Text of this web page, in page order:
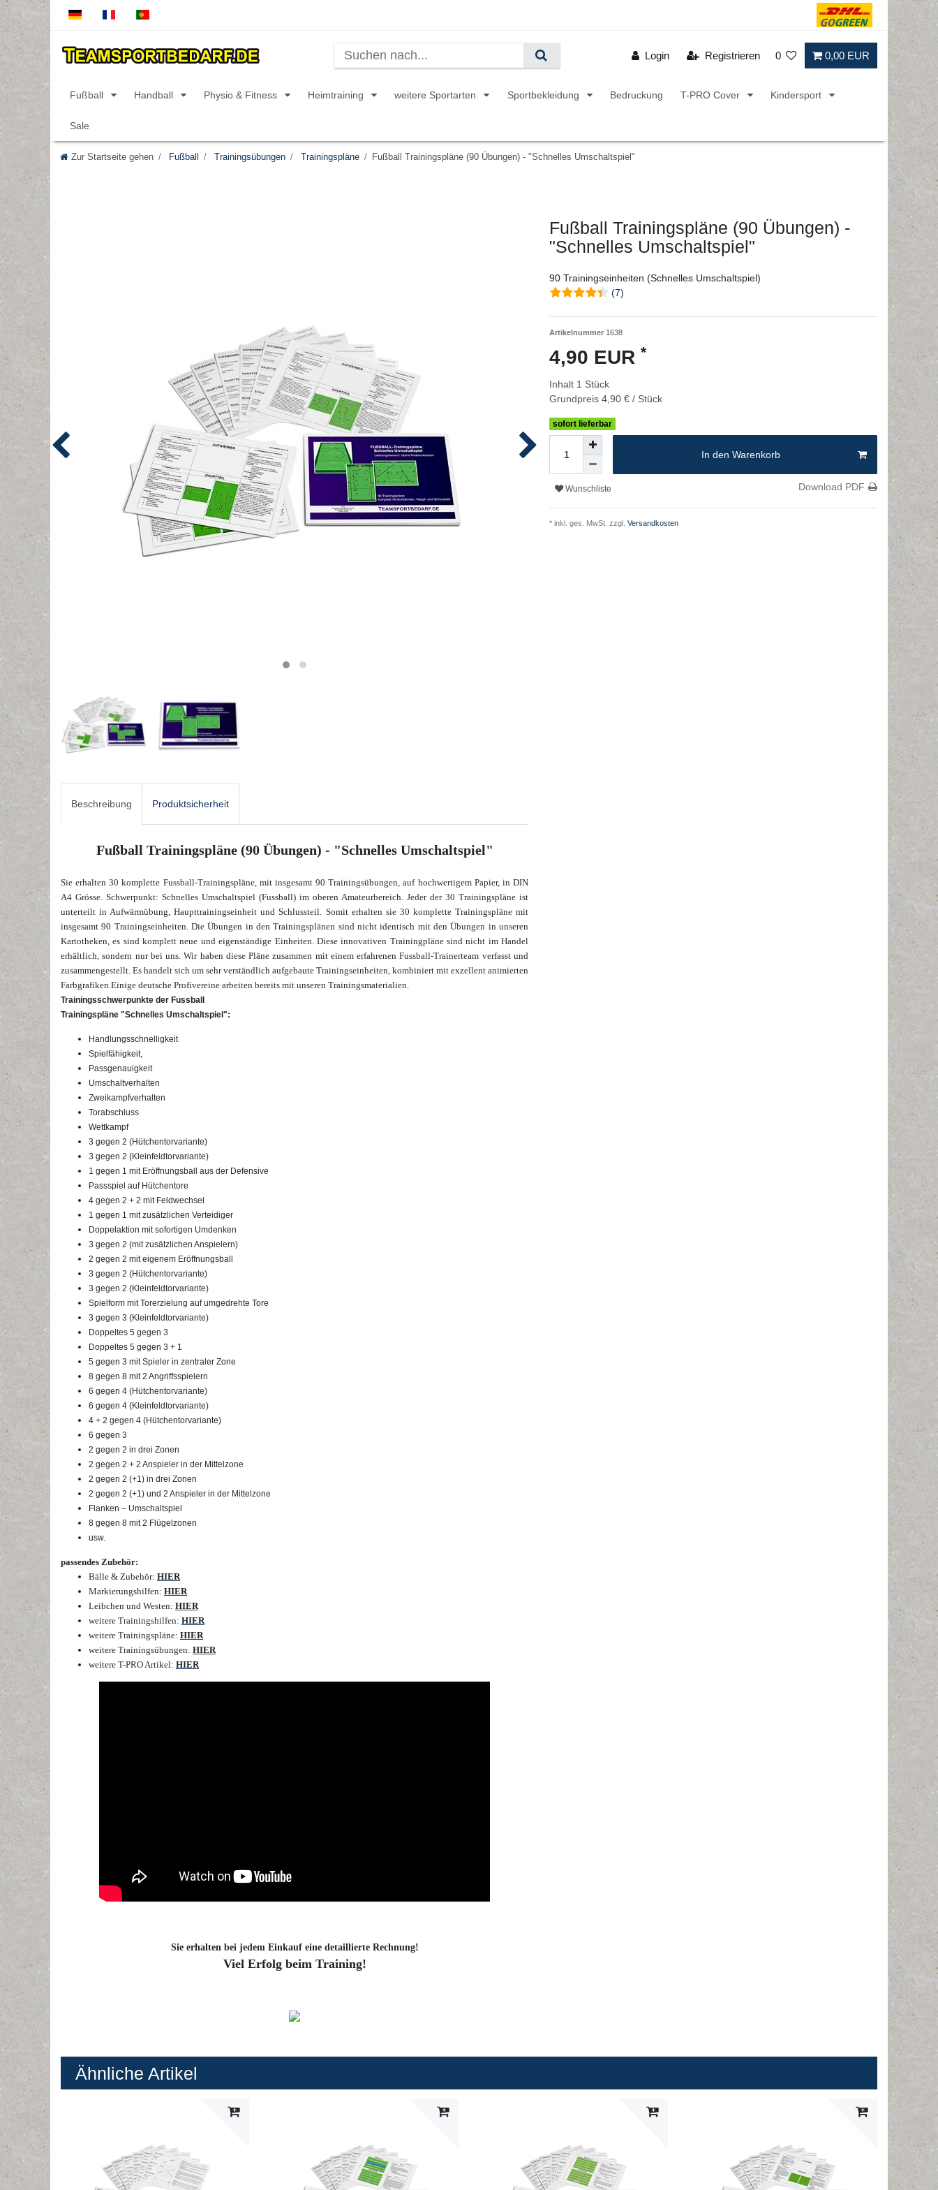
Login Registrieren 0 0,00 EUR
Fußball Handball Physio & Fitness Heimtraining weitere Sportarten Sportbekleidung Bedruckung T-PRO Cover Kindersport
Sale
Zur Startseite gehen Fußball Trainingsübungen Trainingspläne Fußball Trainingspläne (90 Übungen) - "Schnelles Umschaltspiel"
Beschreibung Produktsicherheit
Fußball Trainingspläne (90 Übungen) - "Schnelles Umschaltspiel"
Sie erhalten 30 komplette Fussball-Trainingspläne, mit insgesamt 90 Trainingsübungen, auf hochwertigem Papier, in DIN
A4 Grösse. Schwerpunkt: Schnelles Umschaltspiel (Fussball) im oberen Amateurbereich. Jeder der 30 Trainingspläne ist
unterteilt in Aufwärmübung, Haupttrainingseinheit und Schlussteil. Somit erhalten sie 30 komplette Trainingspläne mit
insgesamt 90 Trainingseinheiten. Die Übungen in den Trainingsplänen sind nicht identisch mit den Übungen in unseren
Kartotheken, es sind komplett neue und eigenständige Einheiten. Diese innovativen Trainingpläne sind nicht im Handel
erhältlich, sondern nur bei uns. Wir haben diese Pläne zusammen mit einemerfahrenen Fussball-Trainerteam verfasst und
zusammengestellt. Es handelt sich um sehr verständlich aufgebaute Trainingseinheiten, kombiniert mit exzellent animierten
Farbgrafiken.Einige deutsche Profivereine arbeiten bereits mit unseren Trainingsmaterialien.
Trainingsschwerpunkte der Fussball
Trainingspläne "Schnelles Umschaltspiel":
Handlungsschnelligkeit
Spielfähigkeit,
Passgenauigkeit
Umschaltverhalten
Zweikampfverhalten
Torabschluss
Wettkampf
3 gegen 2 (Hütchentorvariante)
3 gegen 2 (Kleinfeldtorvariante)
1 gegen 1 mit Eröffnungsball aus der Defensive
Passspiel auf Hütchentore
4 gegen 2 + 2 mit Feldwechsel
1 gegen 1 mit zusätzlichen Verteidiger
Doppelaktion mit sofortigen Umdenken
3 gegen 2 (mit zusätzlichen Anspielern)
2 gegen 2 mit eigenem Eröffnungsball
3 gegen 2 (Hütchentorvariante)
3 gegen 2 (Kleinfeldtorvariante)
Spielform mit Torerzielung auf umgedrehte Tore
3 gegen 3 (Kleinfeldtorvariante)
Doppeltes 5 gegen 3
Doppeltes 5 gegen 3 + 1
5 gegen 3 mit Spieler in zentraler Zone
8 gegen 8 mit 2 Angriffsspielern
6 gegen 4 (Hütchentorvariante)
6 gegen 4 (Kleinfeldtorvariante)
4 + 2 gegen 4 (Hütchentorvariante)
6 gegen 3
2 gegen 2 in drei Zonen
2 gegen 2 + 2 Anspieler in der Mittelzone
2 gegen 2 (+1) in drei Zonen
2 gegen 2 (+1) und 2 Anspieler in der Mittelzone
Flanken – Umschaltspiel
8 gegen 8 mit 2 Flügelzonen
usw.
passendes Zubehör:
Bälle & Zubehör: HIER
Markierungshilfen: HIER
Leibchen und Westen: HIER
weitere Trainingshilfen: HIER
weitere Trainingspläne: HIER
weitere Trainingsübungen: HIER
weitere T-PRO Artikel: HIER
Sie erhalten bei jedem Einkauf eine detaillierte Rechnung!
Viel Erfolg beim Training!
Fußball Trainingspläne (90 Übungen) -
"Schnelles Umschaltspiel"
90 Trainingseinheiten (Schnelles Umschaltspiel)
(7)
Artikelnummer 1638
4,90 EUR *
Inhalt 1 Stück
Grundpreis 4,90 € / Stück
sofort lieferbar
In den Warenkorb
Wunschliste Download PDF
* inkl. ges. MwSt. zzgl. Versandkosten
Ähnliche Artikel